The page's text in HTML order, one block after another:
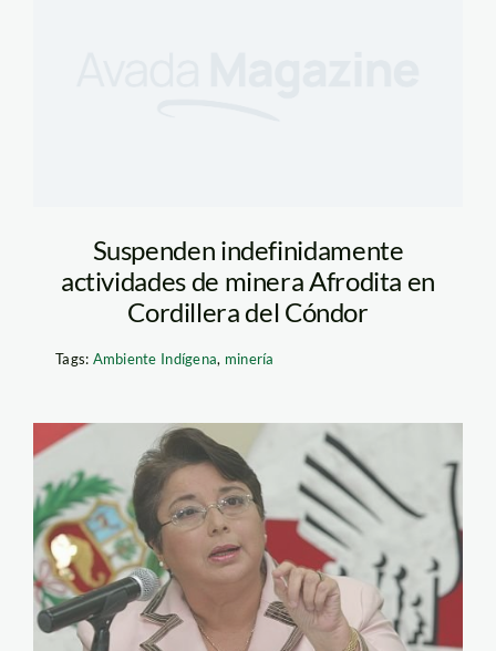
Suspenden indefinidamente
actividades de minera Afrodita en
Cordillera del Cóndor
Tags: Ambiente Indígena, minería
merino_beatriz